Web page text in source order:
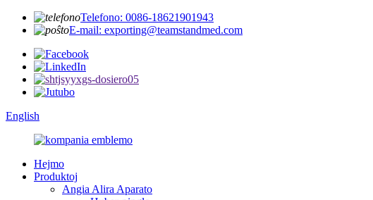
Telefono: 0086-18621901943
E-mail: exporting@teamstandmed.com
English
Hejmo
Produktoj
Angia Alira Aparato